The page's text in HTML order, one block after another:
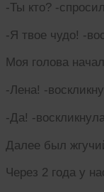
-Ты кто? -
-Я твое чудо! -
Моя голова
-Лена! -
-Да! -
Далее был
Через 2 года у